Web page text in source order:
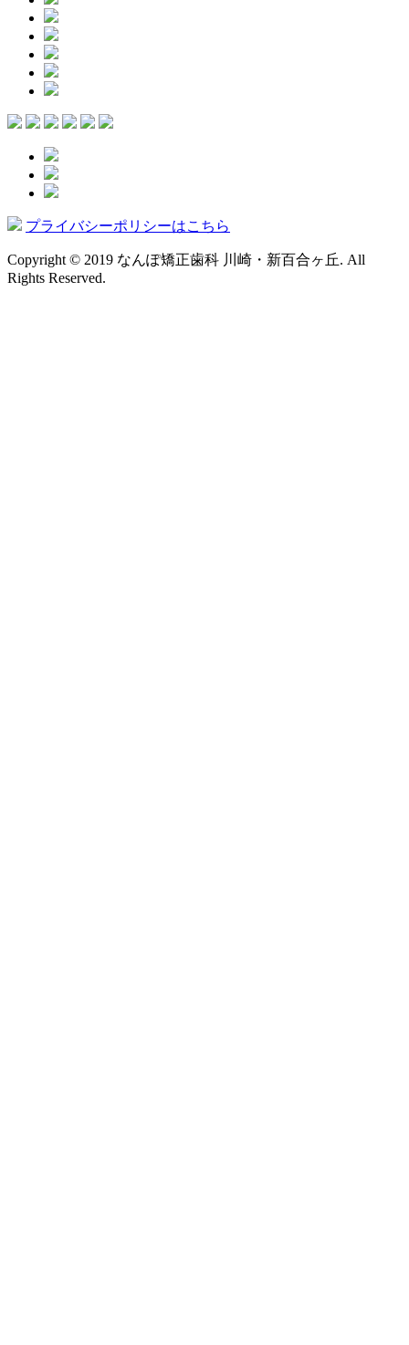
プライバシーポリシーはこちら
Copyright © 2019 なんぽ矯正歯科 川崎・新百合ヶ丘. All
Rights Reserved.